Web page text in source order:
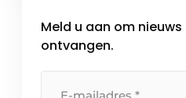
Meld u aan om
ontvangen.